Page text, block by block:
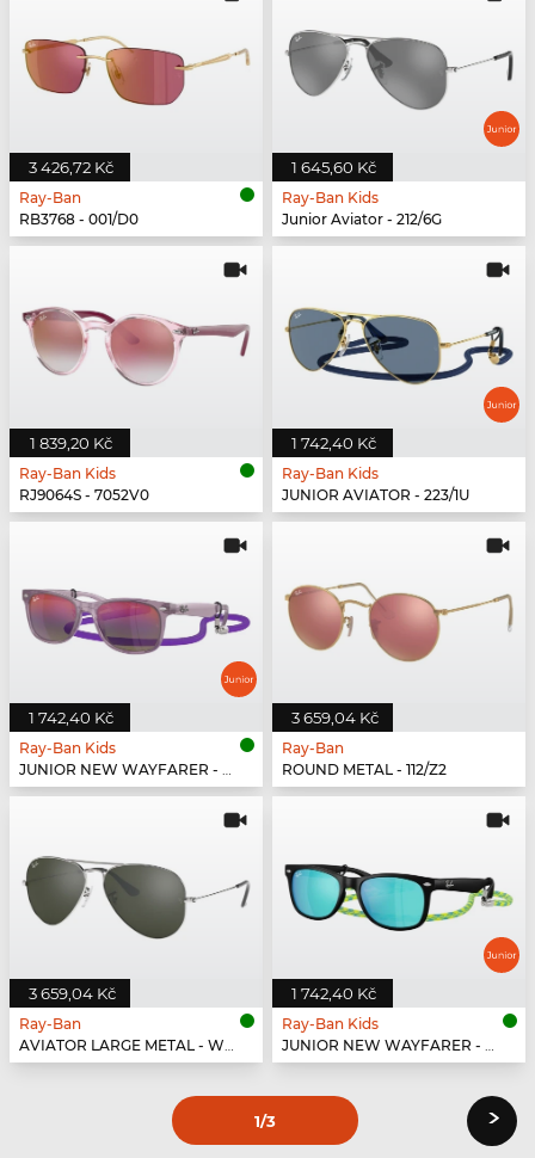
3 426,72 Kč
Ray-Ban
RB3768 - 001/D0
1 645,60 Kč
Ray-Ban Kids
Junior Aviator - 212/6G
1 839,20 Kč
Ray-Ban Kids
RJ9064S - 7052V0
1 742,40 Kč
Ray-Ban Kids
JUNIOR AVIATOR - 223/1U
1 742,40 Kč
Ray-Ban Kids
JUNIOR NEW WAYFARER - 7147B1
3 659,04 Kč
Ray-Ban
ROUND METAL - 112/Z2
3 659,04 Kč
Ray-Ban
AVIATOR LARGE METAL - W3277
1 742,40 Kč
Ray-Ban Kids
JUNIOR NEW WAYFARER - 702855
1/3 ›